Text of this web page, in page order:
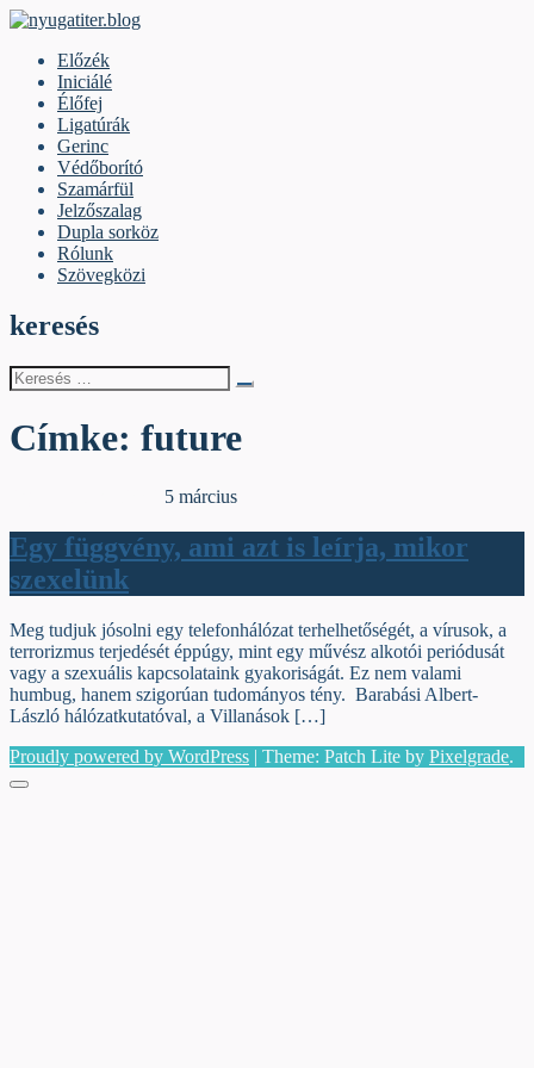
Skip
contentElőzék
Iniciálé
Élőfej
Ligatúrák
Gerinc
Védőborító
Szamárfül
Jelzőszalag
Dupla sorköz
Rólunk
Szövegközi
keresés
Keresés
erre:
Címke: future
5 március
Egy függvény, ami azt is leírja, mikor
szexelünk
Meg tudjuk jósolni egy telefonhálózat terhelhetőségét, a vírusok, a
terrorizmus terjedését éppúgy, mint egy művész alkotói periódusát
vagy a szexuális kapcsolataink gyakoriságát. Ez nem valami
humbug, hanem szigorúan tudományos tény. Barabási Albert-
László hálózatkutatóval, a Villanások […]
Proudly powered by WordPress | Theme: Patch Lite by Pixelgrade.
Menu